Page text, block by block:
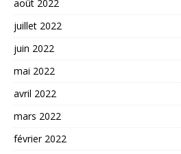
août 2022
juillet 2022
juin 2022
mai 2022
avril 2022
mars 2022
février 2022